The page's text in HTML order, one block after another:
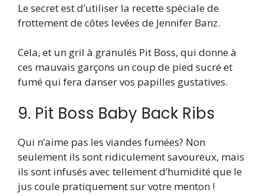
Le secret est d’utiliser la recette spéciale de
frottement de côtes levées de Jennifer Banz.
Cela, et un gril à granulés Pit Boss, qui donne à
ces mauvais garçons un coup de pied sucré et
fumé qui fera danser vos papilles gustatives.
9. Pit Boss Baby Back Ribs
Qui n’aime pas les viandes fumées? Non
seulement ils sont ridiculement savoureux, mais
ils sont infusés avec tellement d’humidité que le
jus coule pratiquement sur votre menton !